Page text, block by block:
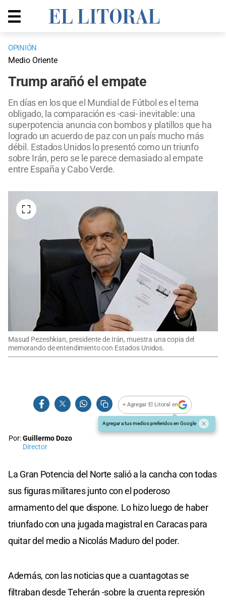
OPINIÓN
Medio Oriente
Trump arañó el empate
En días en los que el Mundial de Fútbol es el tema
obligado, la comparación es -casi- inevitable: una
superpotencia anuncia con bombos y platillos que ha
logrado un acuerdo de paz con un país mucho más
débil. Estados Unidos lo presentó como un triunfo
sobre Irán, pero se le parece demasiado al empate
entre España y Cabo Verde.
Masud Pezeshkian, presidente de Irán, muestra una copia del
memorando de entendimiento con Estados Unidos.
+ Agregar El Litoral en
Agregar a tus medios preferidos en Google
Por:Guillermo Dozo
Director
La Gran Potencia del Norte salió a la cancha con todas
sus figuras militares junto con el poderoso
armamento del que dispone. Lo hizo luego de haber
triunfado con una jugada magistral en Caracas para
quitar del medio a Nicolás Maduro del poder.
Además, con las noticias que a cuantagotas se
filtraban desde Teherán -sobre la cruenta represión